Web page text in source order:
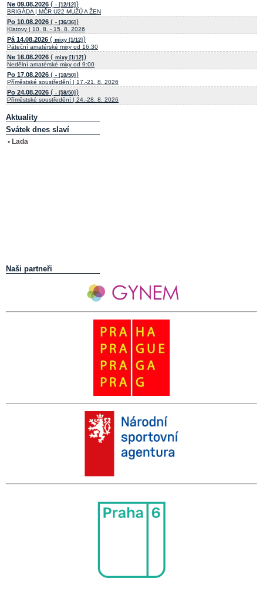
Ne 09.08.2026 ( - [12/12] )
BRIGÁDA | MČR U22 MUŽŮ A ŽEN
Po 10.08.2026 ( - [36/36] )
Klatovy | 10. 8. - 15. 8. 2026
Pá 14.08.2026 ( mixy [1/12] )
Páteční amatérské mixy od 16:30
Ne 16.08.2026 ( mixy [1/12] )
Nedělní amatérské mixy od 9:00
Po 17.08.2026 ( - [10/50] )
Příměstské soustředění | 17.-21. 8. 2026
Po 24.08.2026 ( - [58/50] )
Příměstské soustředění | 24.-28. 8. 2026
Aktuality
Svátek dnes slaví
• Lada
Naši partneři